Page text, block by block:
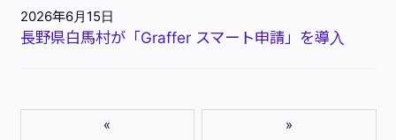
2026年6月15日
長野県白馬村が「Graffer スマート申請」を導入
« »